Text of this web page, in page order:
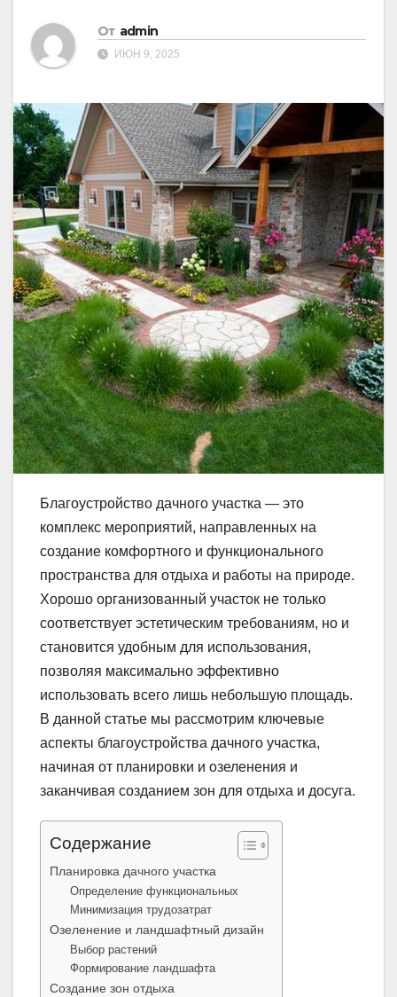
От admin
ИЮН 9, 2025
Благоустройство дачного участка — это
комплекс мероприятий, направленных на
создание комфортного и функционального
пространства для отдыха и работы на природе.
Хорошо организованный участок не только
соответствует эстетическим требованиям, но и
становится удобным для использования,
позволяя максимально эффективно
использовать всего лишь небольшую площадь.
В данной статье мы рассмотрим ключевые
аспекты благоустройства дачного участка,
начиная от планировки и озеленения и
заканчивая созданием зон для отдыха и досуга.
Содержание
Планировка дачного участка
Определение функциональных
Минимизация трудозатрат
Озеленение и ландшафтный дизайн
Выбор растений
Формирование ландшафта
Создание зон отдыха